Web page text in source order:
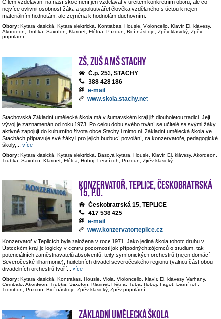
Cílem vzdělávání na naší škole není jen vzdělávat v určitém konkrétním oboru, ale co
nejvíce ovlivnit osobnost žáka a spoluutvářet člověka vzdělaného s úctou k nejen
materiálním hodnotám, ale zejména k hodnotám duchovním.
Obory: Kytara klasická, Kytara elektrická, Kontrabas, Housle, Violoncello, Klavír, El. klávesy,
Akordeon, Trubka, Saxofon, Klarinet, Flétna, Pozoun, Bicí nástroje, Zpěv klasický, Zpěv
populární
ZŠ, ZUŠ a MŠ Stachy
Č.p. 253, STACHY
388 428 186
e-mail
www.skola.stachy.net
Stachovská Základní umělecká škola má v šumavském kraji již dlouholetou tradici. Její
vývoj je zaznamenán od roku 1973. Po celou dobu svého trvání se učitelé se svými žáky
aktivně zapojují do kulturního života obce Stachy i mimo ni. Základní umělecká škola ve
Stachách připravuje své žáky i pro jejich budoucí povolání, na konzervatoře, pedagogické
školy,
více
Obory: Kytara klasická, Kytara elektrická, Basová kytara, Housle, Klavír, El. klávesy, Akordeon,
Trubka, Saxofon, Klarinet, Flétna, Hoboj, Lesní roh, Pozoun, Zpěv klasický
Konzervatoř, Teplice, Českobratrská
15, p.o.
Českobratrská 15, TEPLICE
417 538 425
e-mail
www.konzervatorteplice.cz
Konzervatoř v Teplicích byla založena v roce 1971. Jako jediná škola tohoto druhu v
Ústeckém kraji je logicky v centru pozornosti jak případných zájemců o studium, tak
potenciálních zaměstnavatelů absolventů, tedy symfonických orchestrů (nejen domácí
Severočeské filharmonie), hudebních divadel severočeského regionu (valnou část obou
divadelních orchestrů tvoří
více
Obory: Kytara klasická, Kontrabas, Housle, Viola, Violoncello, Klavír, El. klávesy, Varhany,
Cembalo, Akordeon, Trubka, Saxofon, Klarinet, Flétna, Tuba, Hoboj, Fagot, Lesní roh,
Trombon, Pozoun, Bicí nástroje, Zpěv klasický, Zpěv populární
Základní umělecká škola